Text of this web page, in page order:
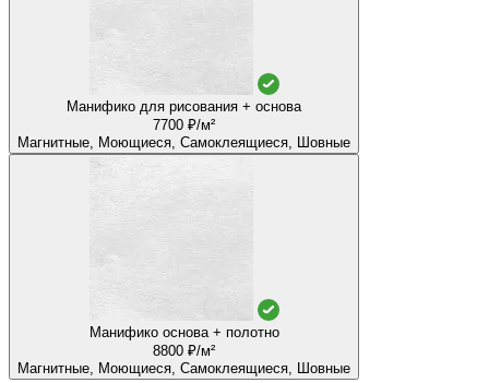
Манифико для рисования + основа
7700 ₽/м²
Магнитные, Моющиеся, Самоклеящиеся, Шовные
Манифико основа + полотно
8800 ₽/м²
Магнитные, Моющиеся, Самоклеящиеся, Шовные